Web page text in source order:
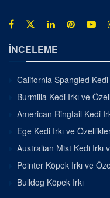
İNCELEME
California Spangled Kedi
Burmilla Kedi Irkı ve
American Ringtail Kedi
Ege Kedi Irkı ve
Australian Mist Kedi Irkı
Pointer Köpek Irkı ve
Bulldog Köpek Irkı